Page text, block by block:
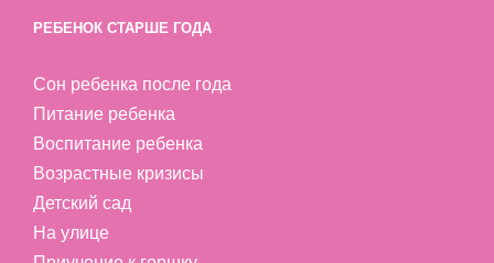
РЕБЕНОК СТАРШЕ ГОДА
Сон ребенка после года
Питание ребенка
Воспитание ребенка
Возрастные кризисы
Детский сад
На улице